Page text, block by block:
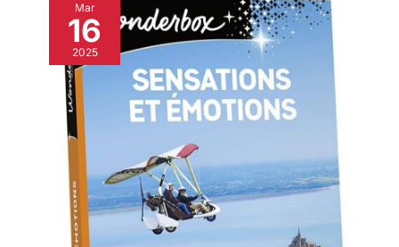
Mar
16
2025